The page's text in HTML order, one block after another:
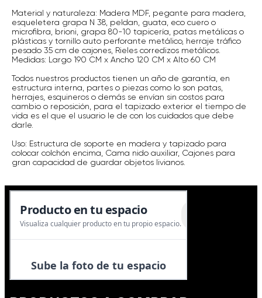
Material y naturaleza: Madera MDF, pegante para madera,
esqueletera grapa N 38, peldan, guata, eco cuero o
microfibra, brioni, grapa 80-10 tapicería, patas metálicas o
plásticas y tornillo auto perforante metálico, herraje tráfico
pesado 35 cm de cajones, Rieles corredizos metálicos.
Medidas: Largo 190 CM x Ancho 120 CM x Alto 60 CM
Todos nuestros productos tienen un año de garantía, en
estructura interna, partes o piezas como lo son patas,
herrajes, esquineros o demás se envían sin costos para
cambio o reposición, para el tapizado exterior el tiempo de
vida es el que el usuario le de con los cuidados que debe
darle.
Uso: Estructura de soporte en madera y tapizado para
colocar colchón encima, Cama nido auxiliar, Cajones para
gran capacidad de guardar objetos livianos.